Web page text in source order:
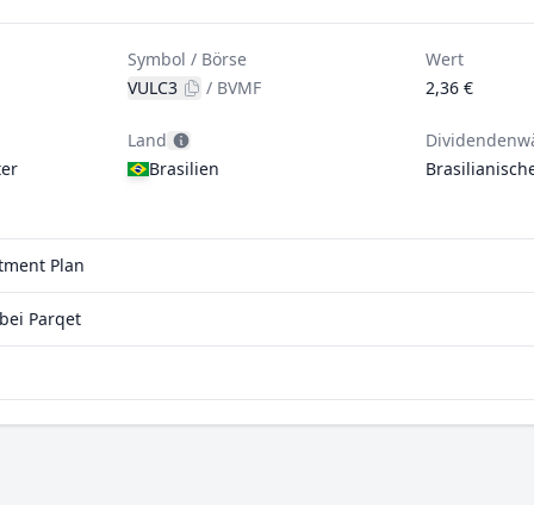
Symbol / Börse
VULC3
/ BVMF
Wert
2,36 €
Land
Brasilien
Plan
Parqet